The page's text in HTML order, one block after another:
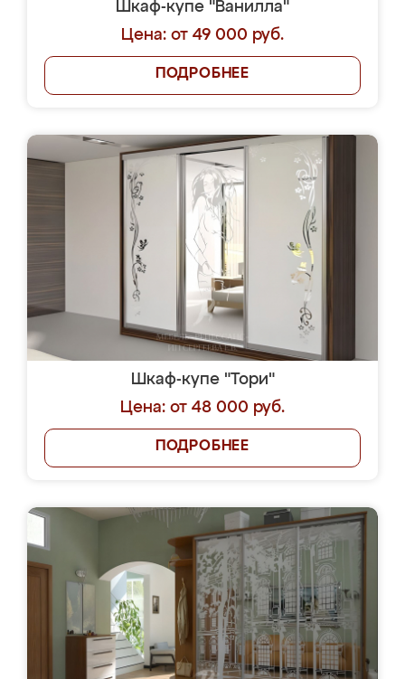
Шкаф-купе "Ванилла"
Цена: от 49 000 руб.
ПОДРОБНЕЕ
Шкаф-купе "Тори"
Цена: от 48 000 руб.
ПОДРОБНЕЕ